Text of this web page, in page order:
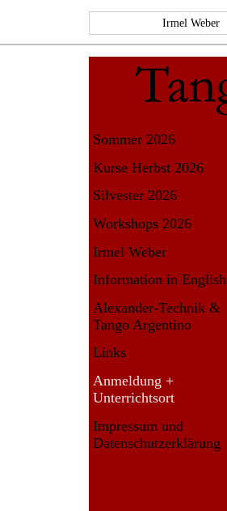
Irmel Weber
Sommer 2026
Kurse Herbst 2026
Silvester 2026
Workshops 2026
Irmel Weber
Information in English
Alexander-Technik &
Tango Argentino
Links
Anmeldung +
Unterrichtsort
Impressum und
Datenschutzerklärung